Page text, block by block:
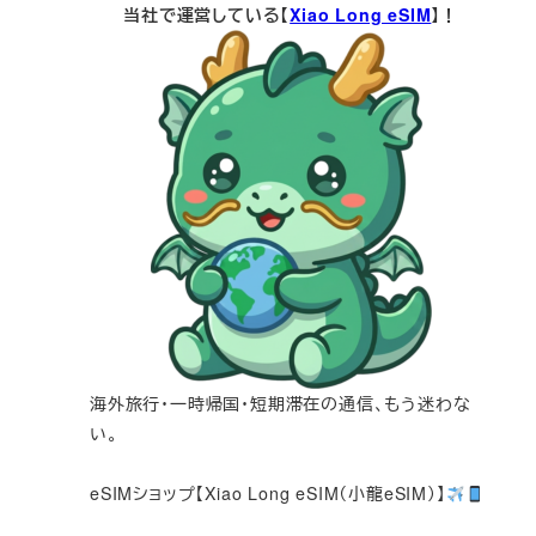
当社で運営している【Xiao Long eSIM】！
海外旅行・一時帰国・短期滞在の通信、もう迷わな
い。
eSIMショップ【Xiao Long eSIM（小龍eSIM）】